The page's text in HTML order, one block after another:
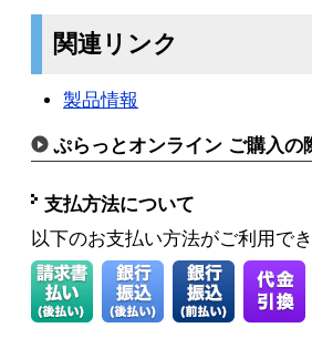
関連リンク
製品情報
ぷらっとオンライン ご購入の
支払方法について
以下のお支払い方法がご利用で